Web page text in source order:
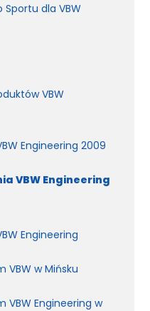
Sportu dla VBW
VBW
Engineering 2009
VBW Engineering
Engineering
VBW w Mińsku
VBW Engineering w